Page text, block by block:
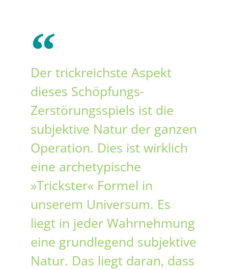
Der trickreichste Aspekt
dieses Schöpfungs-
Zerstörungsspiels ist die
subjektive Natur der ganzen
Operation. Dies ist wirklich
eine archetypische
»Trickster« Formel in
unserem Universum. Es
liegt in jeder Wahrnehmung
eine grundlegend subjektive
Natur. Das liegt daran, dass